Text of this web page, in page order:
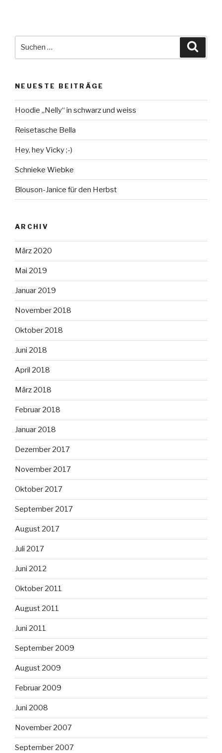
das
Baby“
NEUESTE BEITRÄGE
Hoodie „Nelly“ in schwarz und weiss
Reisetasche Bella
Hey, hey Vicky ;-)
Schnieke Wiebke
Blouson-Janice für den Herbst
ARCHIV
März 2020
Mai 2019
Januar 2019
November 2018
Oktober 2018
Juni 2018
April 2018
März 2018
Februar 2018
Januar 2018
Dezember 2017
November 2017
Oktober 2017
September 2017
August 2017
Juli 2017
Juni 2012
Oktober 2011
August 2011
Juni 2011
September 2009
August 2009
Februar 2009
Juni 2008
November 2007
September 2007